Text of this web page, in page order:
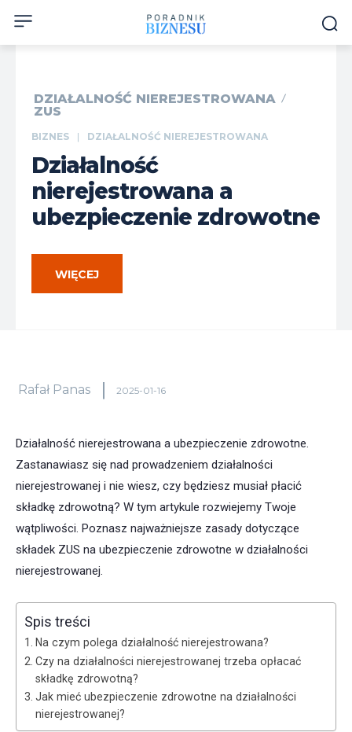
DZIAŁALNOŚĆ NIEREJESTROWANA
ZUS
BIZNES DZIAŁALNOŚĆ NIEREJESTROWANA
Działalność
nierejestrowana a
ubezpieczenie zdrowotne
WIĘCEJ
Rafał Panas 2025-01-16
Działalność nierejestrowana a ubezpieczenie zdrowotne.
Zastanawiasz się nad prowadzeniem działalności
nierejestrowanej i nie wiesz, czy będziesz musiał płacić
składkę zdrowotną? W tym artykule rozwiejemy Twoje
wątpliwości. Poznasz najważniejsze zasady dotyczące
składek ZUS na ubezpieczenie zdrowotne w działalności
nierejestrowanej.
Spis treści
Na czym polega działalność nierejestrowana?
Czy na działalności nierejestrowanej trzeba opłacać
składkę zdrowotną?
Jak mieć ubezpieczenie zdrowotne na działalności
nierejestrowanej?